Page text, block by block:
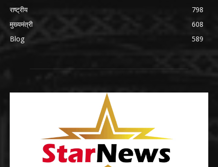
राष्ट्रीय
798
मुख्यमंत्री
608
Blog
589